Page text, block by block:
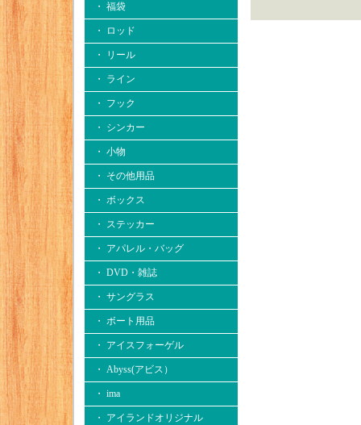
・ 福袋
・ ロッド
・ リール
・ ライン
・ フック
・ シンカー
・ 小物
・ その他用品
・ ボックス
・ ステッカー
・ アパレル・バッグ
・ DVD・雑誌
・ サングラス
・ ボート用品
・ アイスフォーゲル
・ Abyss(アビス）
・ ima
・ アイランドオリジナル